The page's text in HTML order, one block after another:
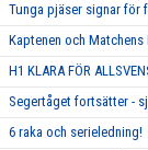
Tunga pjäser signar för
Kaptenen och
H1 KLARA FÖR
Segertåget fortsätter -
6 raka och serieledning!